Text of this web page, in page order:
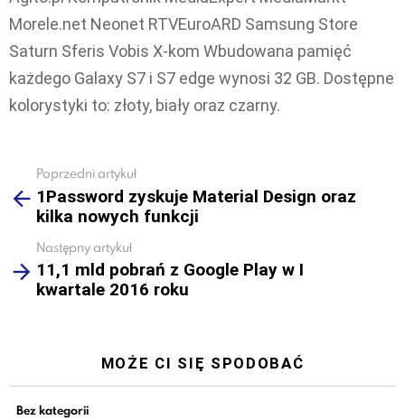
Morele.net Neonet RTVEuroARD Samsung Store
Saturn Sferis Vobis X-kom Wbudowana pamięć
każdego Galaxy S7 i S7 edge wynosi 32 GB. Dostępne
kolorystyki to: złoty, biały oraz czarny.
more
Poprzedni artykuł
1Password zyskuje Material Design oraz
kilka nowych funkcji
Następny artykuł
11,1 mld pobrań z Google Play w I
kwartale 2016 roku
MOŻE CI SIĘ SPODOBAĆ
Bez kategorii